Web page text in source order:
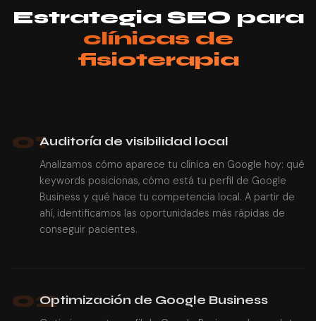
Estrategia SEO para
clínicas de
fisioterapia
01Auditoría de visibilidad local
Analizamos cómo aparece tu clínica en Google hoy: qué
keywords posicionas, cómo está tu perfil de Google
Business y qué hace tu competencia local. A partir de
ahí, identificamos las oportunidades más rápidas de
conseguir pacientes.
02Optimización de Google Business